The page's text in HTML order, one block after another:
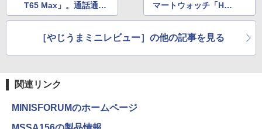
T65 Max」。通話通信
も可能で侮れない1台
マートウォッチ「HUA
WEI Band 9」
［やじうまミニレビュー］の他の記事を見る
関連リンク
MINISFORUMのホームページ